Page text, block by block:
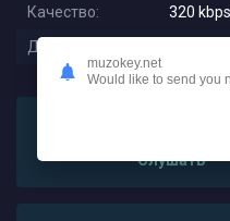
Качество:
320 kbps
Дата релиза:
Слушать
muzokey.net
Would like to send you